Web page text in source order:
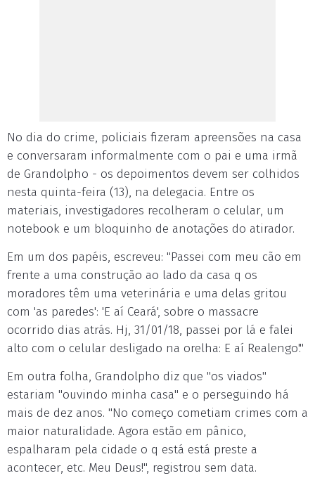
No dia do crime, policiais fizeram apreensões na casa
e conversaram informalmente com o pai e uma irmã
de Grandolpho - os depoimentos devem ser colhidos
nesta quinta-feira (13), na delegacia. Entre os
materiais, investigadores recolheram o celular, um
notebook e um bloquinho de anotações do atirador.
Em um dos papéis, escreveu: "Passei com meu cão em
frente a uma construção ao lado da casa q os
moradores têm uma veterinária e uma delas gritou
com 'as paredes': 'E aí Ceará', sobre o massacre
ocorrido dias atrás. Hj, 31/01/18, passei por lá e falei
alto com o celular desligado na orelha: E aí Realengo'."
Em outra folha, Grandolpho diz que "os viados"
estariam "ouvindo minha casa" e o perseguindo há
mais de dez anos. "No começo cometiam crimes com a
maior naturalidade. Agora estão em pânico,
espalharam pela cidade o q está está preste a
acontecer, etc. Meu Deus!", registrou sem data.